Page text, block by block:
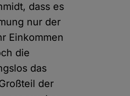
dass es
nur der
Einkommen
die
das
der